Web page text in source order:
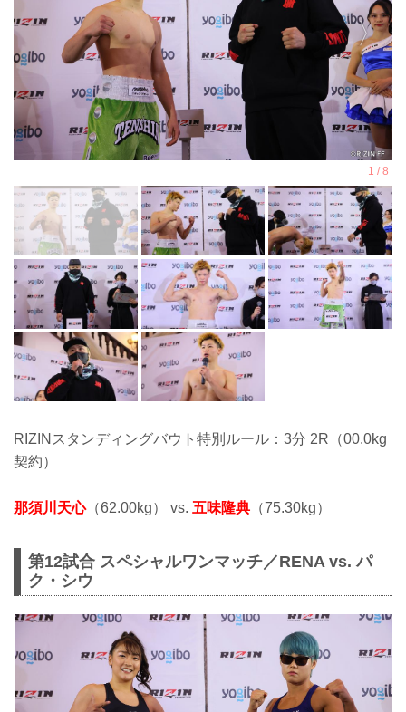
RIZINスタンディングバウト特別ルール：3分 2R（00.0kg
契約）
那須川天心（62.00kg） vs. 五味隆典 （75.30kg）
第12試合 スペシャルワンマッチ／RENA vs. パ
ク・シウ